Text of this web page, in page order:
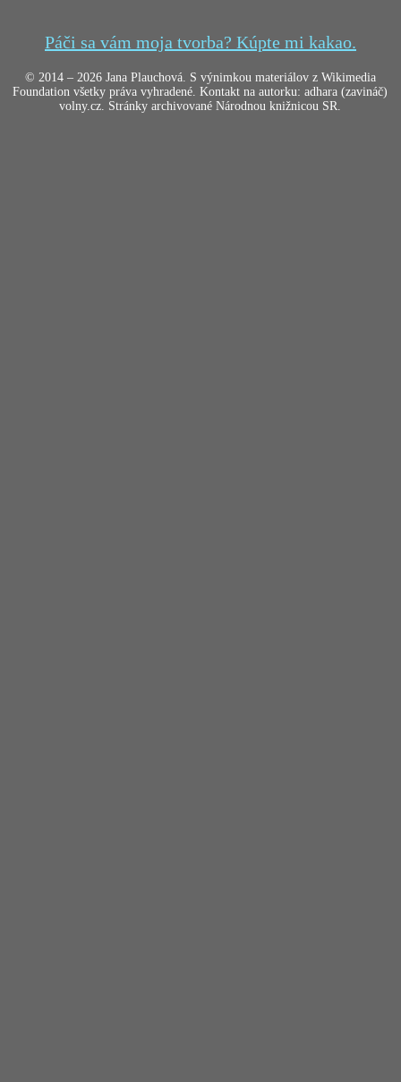
Páči sa vám moja tvorba? Kúpte mi kakao.
© 2014 – 2026 Jana Plauchová. S výnimkou materiálov z Wikimedia
Foundation všetky práva vyhradené. Kontakt na autorku: adhara (zavináč)
volny.cz. Stránky archivované Národnou knižnicou SR.